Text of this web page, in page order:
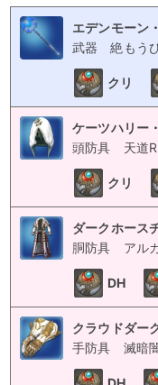
エデンモーン
武器
絶もう
クリ
ケーツハリー
頭防具
天道
クリ
ダークホース
胴防具
アル
DH
クラウドダー
手防具
滅暗